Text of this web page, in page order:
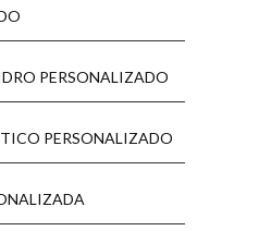
PERSONALIZADO
PERSONALIZADO